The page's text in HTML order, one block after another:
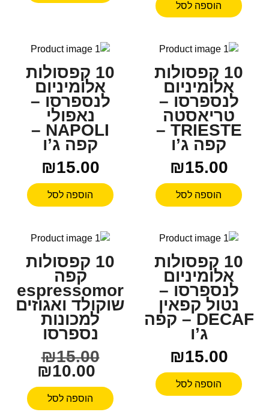
הוספה לסל
10 קפסולות
אלומיניום
לנספרסו –
טריאסטה
TRIESTE –
קפה ג’ו
₪15.00
הוספה לסל
10 קפסולות
אלומיניום
לנספרסו –
נאפולי
NAPOLI –
קפה ג’ו
₪15.00
הוספה לסל
10 קפסולות
אלומיניום
לנספרסו –
נטול קפאין
DECAF – קפה
ג’ו
₪15.00
הוספה לסל
10 קפסולות
קפה
espressomor
שוקולד ואגוזים
למכונות
נספרסו
₪15.00
₪10.00
הוספה לסל